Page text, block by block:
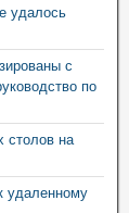
удалось
с
по
столов на
удаленному